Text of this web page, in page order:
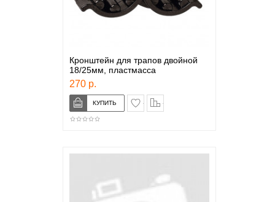
Кронштейн для трапов двойной
18/25мм, пластмасса
270 р.
в закладки